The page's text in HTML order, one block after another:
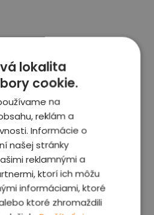
aj interiéru nafotíme
lokalita
cookie.
na
reklám a
Informácie o
našej stránky
reklamnými a
ktorí ich môžu
informáciami, ktoré
ktoré zhromaždili